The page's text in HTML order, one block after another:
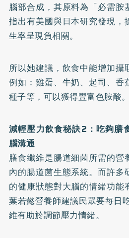
腦部合成，其原料為「必需胺
指出有美國與日本研究發現，
生率呈現負相關。
所以她建議，飲食中能增加攝
例如：雞蛋、牛奶、起司、香
種子等，可以獲得豐富色胺酸。
減輕壓力飲食秘訣2：吃夠膳
腦溝通
膳食纖維是腸道細菌所需的營
內的腸道菌生態系統。而許多
的健康狀態對大腦的情緒功能
葉若懿營養師建議民眾要每日
維有助於調節壓力情緒。